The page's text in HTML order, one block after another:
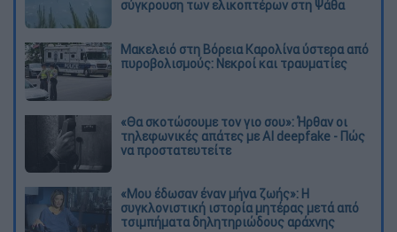
σύγκρουση των ελικοπτέρων στη Ψάθα
Μακελειό στη Βόρεια Καρολίνα ύστερα από
πυροβολισμούς: Νεκροί και τραυματίες
«Θα σκοτώσουμε τον γιο σου»: Ήρθαν οι
τηλεφωνικές απάτες με AI deepfake - Πώς
να προστατευτείτε
«Μου έδωσαν έναν μήνα ζωής»: Η
συγκλονιστική ιστορία μητέρας μετά από
τσιμπήματα δηλητηριώδους αράχνης